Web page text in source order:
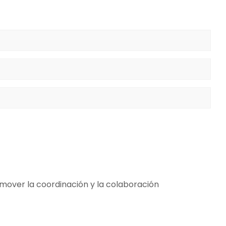
la coordinación y la colaboración